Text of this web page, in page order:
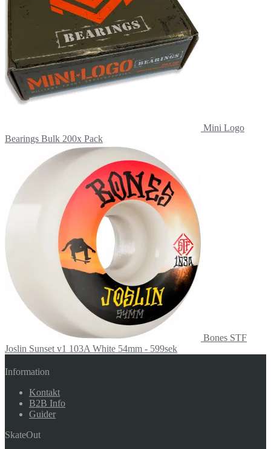
Mini Logo
Bearings Bulk 200x Pack
Bones STF
Joslin Sunset v1 103A White 54mm - 599sek
Information
Kontakt
B2B Info
Guider
SkateOut